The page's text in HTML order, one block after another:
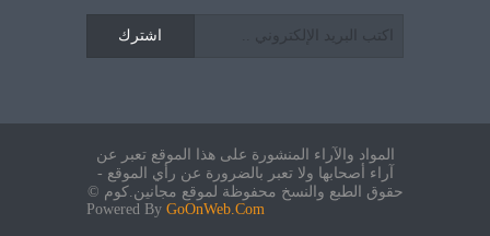
اشترك
المواد والآراء المنشورة على هذا الموقع تعبر عن
آراء أصحابها ولا تعبر بالضرورة عن رأي الموقع -
حقوق الطبع والنسخ محفوظة لموقع مجانين.كوم ©
Powered By GoOnWeb.Com